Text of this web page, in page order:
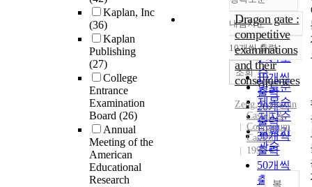
Kaplan, Inc
(36)
Kaplan
Publishing
(27)
College
Entrance
Examination
Board (26)
Annual
Meeting of the
American
Educational
Research
정확도
순
인기도
순
연도순
제목순
저자순
발행기
관순
내림차순
내림차순
10개씩 출력
10개씩
출력
20개씩
출력
30개씩
출력
50개씩
출력
조회
Dragon gate :
competitive
examinations
and their
consequences
Zeng, Kangmin
Cassell &
Continuum
Cassell
1999
복